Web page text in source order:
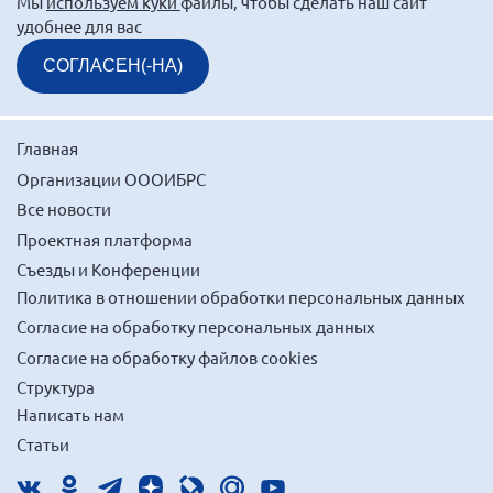
Брянская область
Владимирская область
Волгоградская область
Воронежская область
Ивановская область
Кемеровская область
Кировская область
Краснодарский край
Красноярский край
Липецкая область
Ленинградская область
г. Москва
Московская область
удобнее для вас
СОГЛАСЕН(-НА)
Главная
Организации ОООИБРС
Все новости
Проектная платформа
Съезды и Конференции
Политика в отношении обработки персональных данных
Согласие на обработку персональных данных
Согласие на обработку файлов cookies
Структура
Написать нам
Статьи